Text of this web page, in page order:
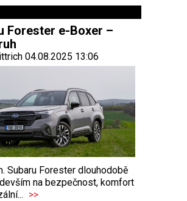
Forester e-Boxer –
04.08.2025 13:06
Subaru Forester dlouhodobě
na bezpečnost, komfort
>>